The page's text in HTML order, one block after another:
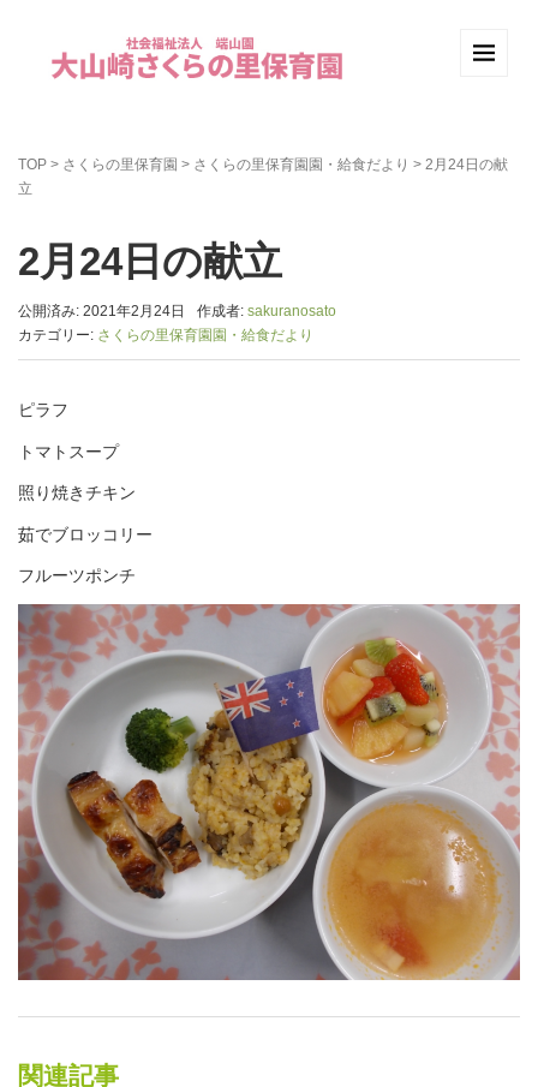
TOP > さくらの里保育園 > さくらの里保育園園・給食だより > 2月24日の献
立
2月24日の献立
公開済み: 2021年2月24日 作成者: sakuranosato
カテゴリー: さくらの里保育園園・給食だより
ピラフ
トマトスープ
照り焼きチキン
茹でブロッコリー
フルーツポンチ
関連記事